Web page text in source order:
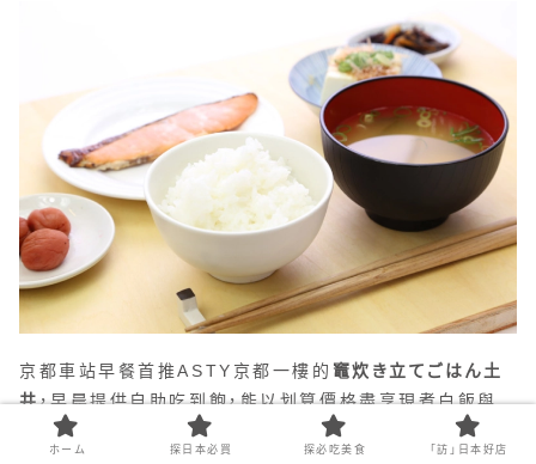
京都車站早餐首推ASTY京都一樓的 竈炊き立てごはん土
井，早晨提供自助吃到飽，能以划算價格盡享現煮白飯與
多款健康的京漬物小菜。若偏好濃郁口味，清晨六點就開
ホーム 探日本必買 探必吃美食 「訪」日本好店